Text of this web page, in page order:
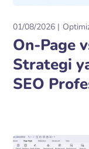
01/08/2026
On-Page
Strategi
SEO